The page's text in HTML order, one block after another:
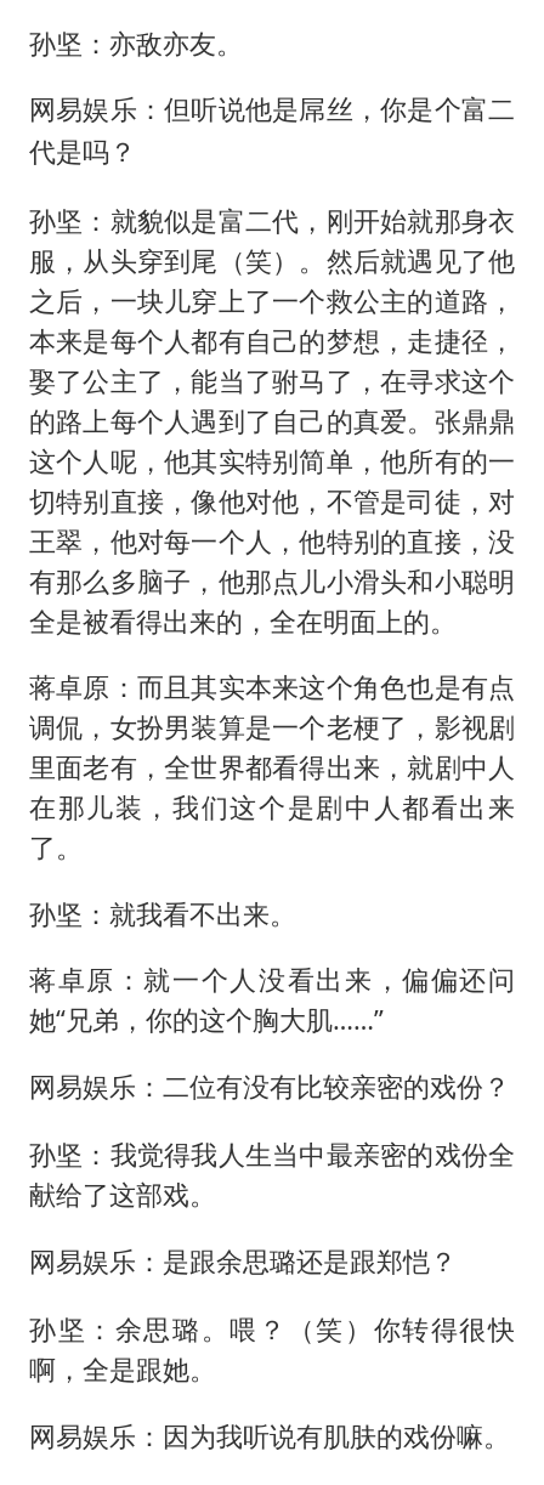
孙坚：亦敌亦友。
网易娱乐：但听说他是屌丝，你是个富二
代是吗？
孙坚：就貌似是富二代，刚开始就那身衣
服，从头穿到尾（笑）。然后就遇见了他
之后，一块儿穿上了一个救公主的道路，
本来是每个人都有自己的梦想，走捷径，
娶了公主了，能当了驸马了，在寻求这个
的路上每个人遇到了自己的真爱。张鼎鼎
这个人呢，他其实特别简单，他所有的一
切特别直接，像他对他，不管是司徒，对
王翠，他对每一个人，他特别的直接，没
有那么多脑子，他那点儿小滑头和小聪明
全是被看得出来的，全在明面上的。
蒋卓原：而且其实本来这个角色也是有点
调侃，女扮男装算是一个老梗了，影视剧
里面老有，全世界都看得出来，就剧中人
在那儿装，我们这个是剧中人都看出来
了。
孙坚：就我看不出来。
蒋卓原：就一个人没看出来，偏偏还问
她“兄弟，你的这个胸大肌……”
网易娱乐：二位有没有比较亲密的戏份？
孙坚：我觉得我人生当中最亲密的戏份全
献给了这部戏。
网易娱乐：是跟余思璐还是跟郑恺？
孙坚：余思璐。喂？（笑）你转得很快
啊，全是跟她。
网易娱乐：因为我听说有肌肤的戏份嘛。